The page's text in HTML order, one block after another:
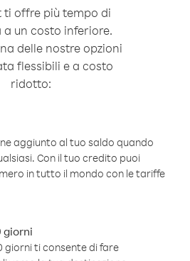
ti offre più tempo di
un costo inferiore.
delle nostre opzioni
flessibili e a costo
ridotto:
aggiunto al tuo saldo quando
Con il tuo credito puoi
in tutto il mondo con le tariffe
giorni
giorni ti consente di fare